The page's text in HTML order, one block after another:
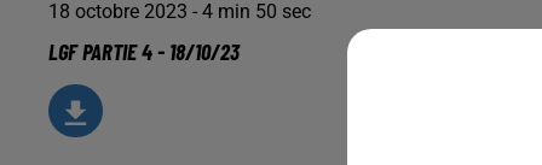
18 octobre 2023 - 4 min 50 sec
LGF PARTIE 4 - 18/10/23